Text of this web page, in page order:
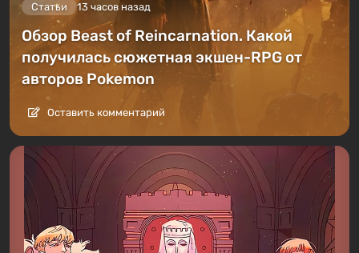
Статьи 13 часов назад
Обзор Beast of Reincarnation. Какой
получилась сюжетная экшен-RPG от
авторов Pokemon
Оставить комментарий